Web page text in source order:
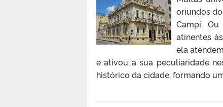
oriundos
Campi.
atinentes
ela
e ativou a sua peculiaridade
histórico da cidade, formando